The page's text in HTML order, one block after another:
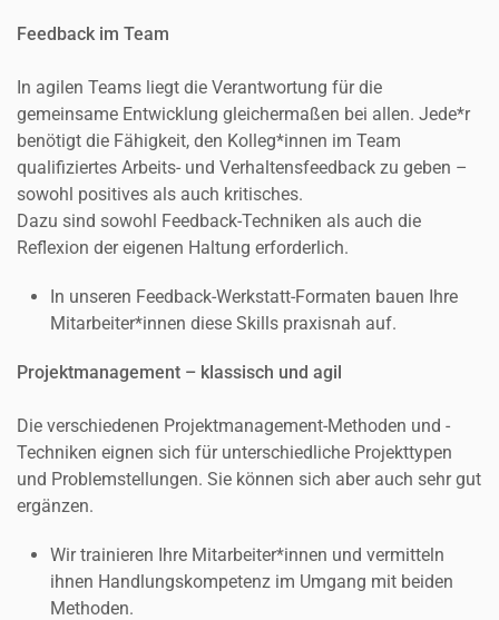
Feedback im Team
In agilen Teams liegt die Verantwortung für die
gemeinsame Entwicklung gleichermaßen bei allen. Jede*r
benötigt die Fähigkeit, den Kolleg*innen im Team
qualifiziertes Arbeits- und Verhaltensfeedback zu geben –
sowohl positives als auch kritisches.
Dazu sind sowohl Feedback-Techniken als auch die
Reflexion der eigenen Haltung erforderlich.
In unseren Feedback-Werkstatt-Formaten bauen Ihre
Mitarbeiter*innen diese Skills praxisnah auf.
Projektmanagement – klassisch und agil
Die verschiedenen Projektmanagement-Methoden und -
Techniken eignen sich für unterschiedliche Projekttypen
und Problemstellungen. Sie können sich aber auch sehr gut
ergänzen.
Wir trainieren Ihre Mitarbeiter*innen und vermitteln
ihnen Handlungskompetenz im Umgang mit beiden
Methoden.